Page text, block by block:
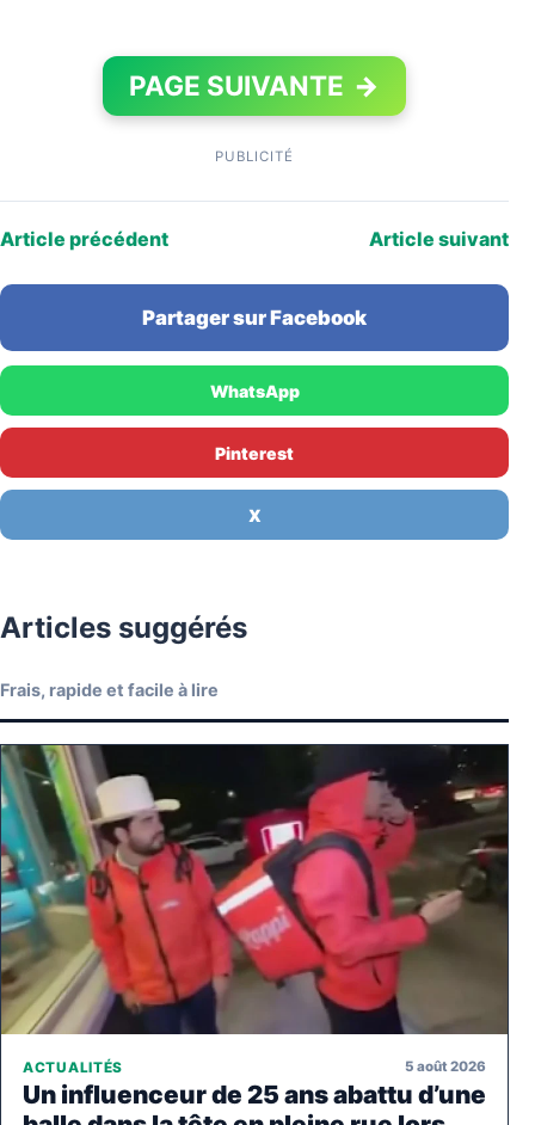
PAGE SUIVANTE →
PUBLICITÉ
Article précédent Article suivant
Partager sur Facebook
WhatsApp
Pinterest
X
Articles suggérés
Frais, rapide et facile à lire
ACTUALITÉS 5 août 2026
Un influenceur de 25 ans abattu d’une